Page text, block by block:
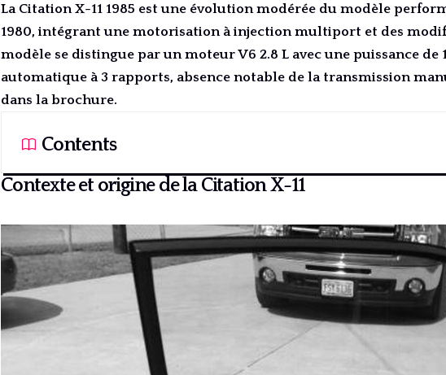
La Citation X-11 1985 est une évolution modérée du modèle
1980, intégrant une motorisation à injection multiport et des
modèle se distingue par un moteur V6 2.8 L avec une puissance de
automatique à 3 rapports, absence notable de la transmission
dans la brochure.
Contents
Contexte et origine de la Citation X-11